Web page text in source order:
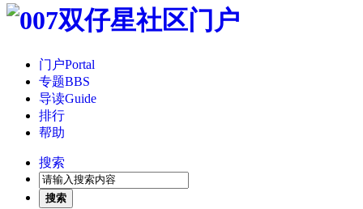
门户Portal
专题BBS
导读Guide
排行
帮助
搜索
搜索